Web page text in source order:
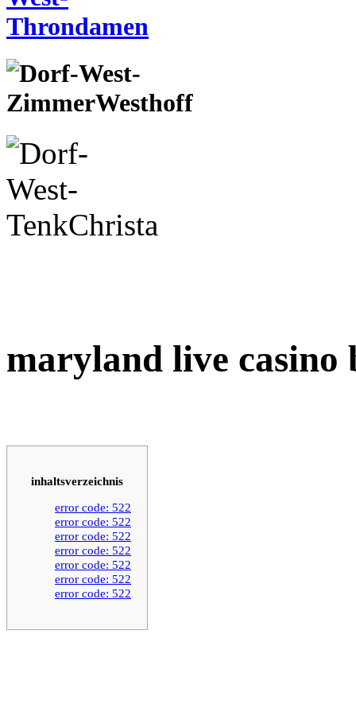
maryland live
inhaltsverzeichnis
error code: 522
error code: 522
error code: 522
error code: 522
error code: 522
error code: 522
error code: 522